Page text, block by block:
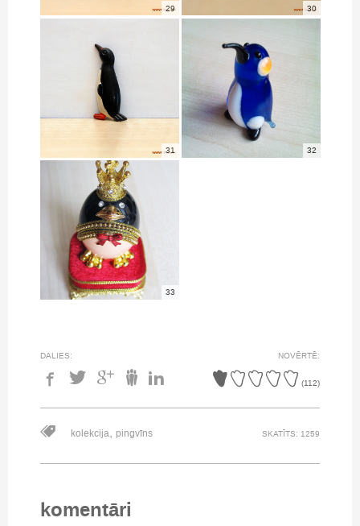
29 30
31 32
33
DALIES: NOVĒRTĒ:
(112)
kolekcija, pingvīns SKATĪTS: 1259
komentāri